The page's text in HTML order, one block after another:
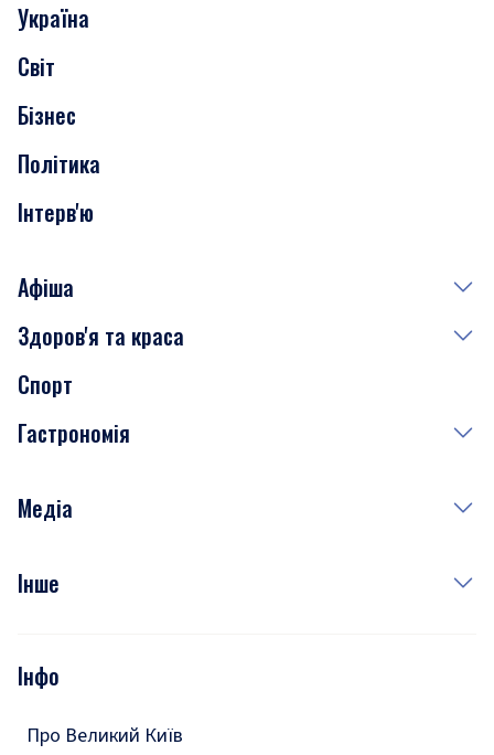
Скандали
Нерухомість
Транспорт
Україна
Світ
Бізнес
Політика
Інтерв'ю
Афіша
Сьогодні
Завтра
Субота
Здоров'я та краса
Медицина
Краса
Спорт
Гастрономія
Рецепти
Медіа
Фото
Подкасти
Інше
Тести
Інфо
Про Великий Київ